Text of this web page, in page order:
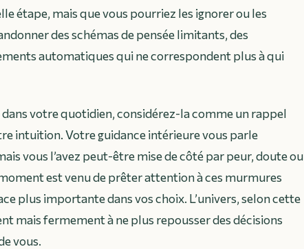
étape, mais que vous pourriez les ignorer ou les
des schémas de pensée limitants, des
automatiques qui ne correspondent plus à qui
votre quotidien, considérez-la comme un rappel
intuition. Votre guidance intérieure vous parle
vous l’avez peut-être mise de côté par peur, doute ou
est venu de prêter attention à ces murmures
plus importante dans vos choix. L’univers, selon cette
mais fermement à ne plus repousser des décisions
vous.